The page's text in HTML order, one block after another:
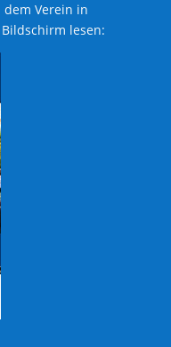
dem Verein in
lesen: